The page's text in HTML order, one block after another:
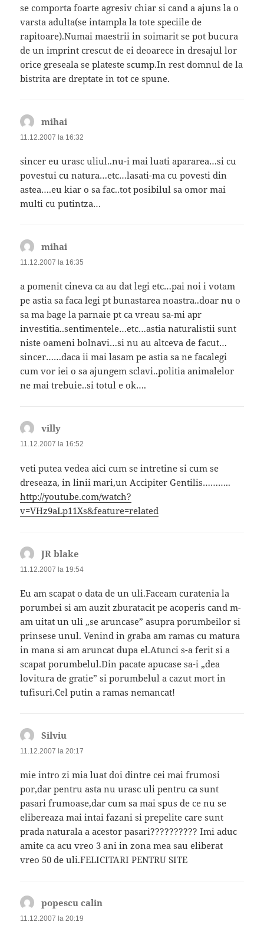
se comporta foarte agresiv chiar si cand a ajuns la o
varsta adulta(se intampla la tote speciile de
rapitoare).Numai maestrii in soimarit se pot bucura
de un imprint crescut de ei deoarece in dresajul lor
orice greseala se plateste scump.In rest domnul de la
bistrita are dreptate in tot ce spune.
mihai
11.12.2007 la 16:32
sincer eu urasc uliul..nu-i mai luati apararea…si cu
povestui cu natura…etc…lasati-ma cu povesti din
astea….eu kiar o sa fac..tot posibilul sa omor mai
multi cu putintza…
mihai
11.12.2007 la 16:35
a pomenit cineva ca au dat legi etc…pai noi i votam
pe astia sa faca legi pt bunastarea noastra..doar nu o
sa ma bage la parnaie pt ca vreau sa-mi apr
investitia..sentimentele…etc…astia naturalistii sunt
niste oameni bolnavi…si nu au altceva de facut…
sincer……daca ii mai lasam pe astia sa ne facalegi
cum vor iei o sa ajungem sclavi..politia animalelor
ne mai trebuie..si totul e ok….
villy
11.12.2007 la 16:52
veti putea vedea aici cum se intretine si cum se
dreseaza, in linii mari,un Accipiter Gentilis………..
http://youtube.com/watch?
v=VHz9aLp11Xs&feature=related
JR blake
11.12.2007 la 19:54
Eu am scapat o data de un uli.Faceam curatenia la
porumbei si am auzit zburatacit pe acoperis cand m-
am uitat un uli „se aruncase” asupra porumbeilor si
prinsese unul. Venind in graba am ramas cu matura
in mana si am aruncat dupa el.Atunci s-a ferit si a
scapat porumbelul.Din pacate apucase sa-i „dea
lovitura de gratie” si porumbelul a cazut mort in
tufisuri.Cel putin a ramas nemancat!
Silviu
11.12.2007 la 20:17
mie intro zi mia luat doi dintre cei mai frumosi
por,dar pentru asta nu urasc uli pentru ca sunt
pasari frumoase,dar cum sa mai spus de ce nu se
elibereaza mai intai fazani si prepelite care sunt
prada naturala a acestor pasari?????????? Imi aduc
amite ca acu vreo 3 ani in zona mea sau eliberat
vreo 50 de uli.FELICITARI PENTRU SITE
popescu calin
11.12.2007 la 20:19